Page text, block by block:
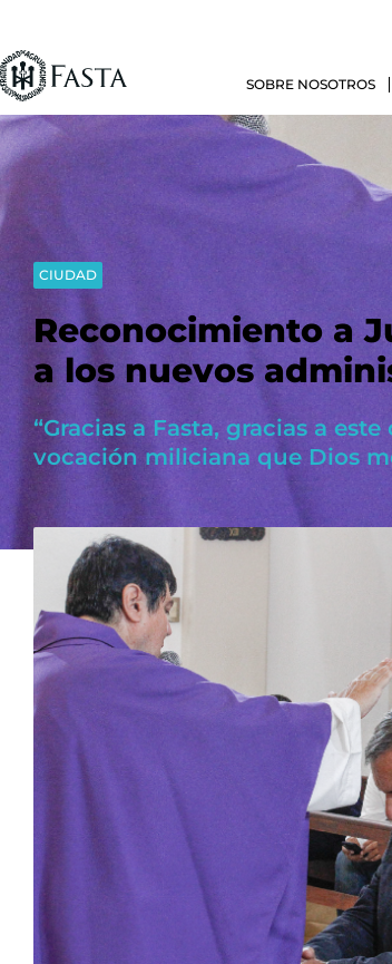
SOBRE NOSOTROS
CIUDAD
Reconocimiento a
a los nuevos
“Gracias a Fasta, gracias a
vocación miliciana que Dios